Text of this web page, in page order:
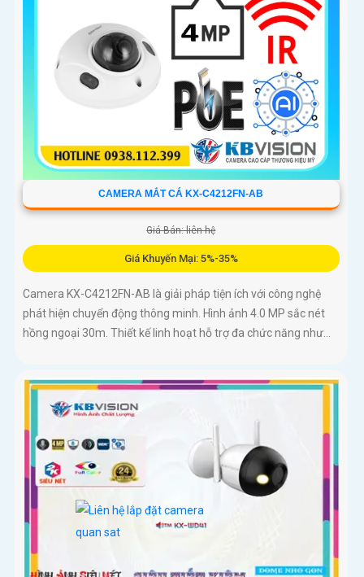
CAMERA MẮT CÁ KX-C4212FN-AB
Giá Bán: liên hệ
Giá Khuyến Mại: 5%-35%
Camera KX-C4212FN-AB là giải pháp tiện ích với công nghệ
phát hiện chuyển động thông minh. Hình ảnh 4.0 MP sắc nét
hồng ngoại 30m. Thiết kế linh hoạt hỗ trợ đa chức năng như...